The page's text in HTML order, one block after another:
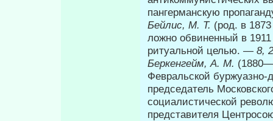
пангерманскую
Бейлис, М. Т. (род. в
ложно обвиненный в 1911
ритуальной целью. — 8,
Беркенгейм, А. М.
Февральской
председатель
социалистической
представителя